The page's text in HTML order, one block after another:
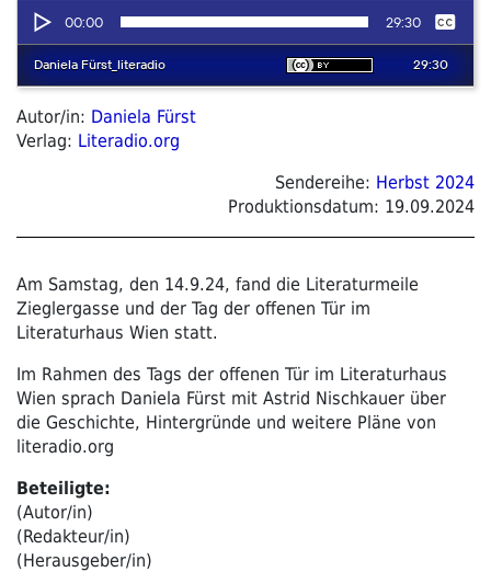
Autor/in: Daniela Fürst
Verlag: Literadio.org
Sendereihe: Herbst 2024
Produktionsdatum: 19.09.2024
Am Samstag, den 14.9.24, fand die Literaturmeile
Zieglergasse und der Tag der offenen Tür im
Literaturhaus Wien statt.
Im Rahmen des Tags der offenen Tür im Literaturhaus
Wien sprach Daniela Fürst mit Astrid Nischkauer über
die Geschichte, Hintergründe und weitere Pläne von
literadio.org
Beteiligte:
(Autor/in)
(Redakteur/in)
(Herausgeber/in)